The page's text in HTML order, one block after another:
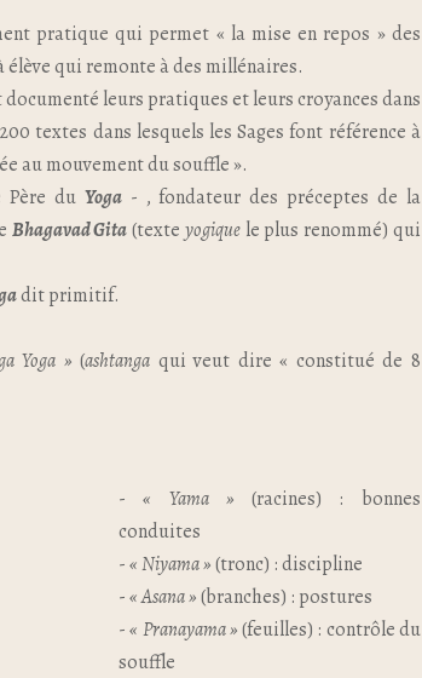
pratique qui permet « la mise en repos » des
qui remonte à des millénaires.
leurs pratiques et leurs croyances dans
textes dans lesquels les Sages font référence à
au mouvement du souffle ».
Père du Yoga- , fondateur des préceptes de la
Bhagavad Gita(texte yogiquele plus renommé) qui
dit primitif.
Yoga » (ashtanga qui veut dire « constitué de 8
-« Yama » (racines) : bonnes
conduites
-« Niyama »(tronc) : discipline
-« Asana »(branches) : postures
-« Pranayama »(feuilles) : contrôle du
souffle